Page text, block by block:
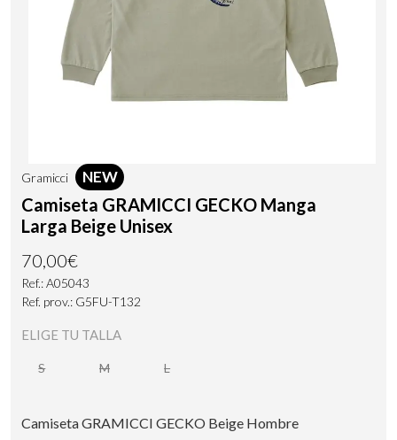
Gramicci NEW
Camiseta GRAMICCI GECKO Manga
Larga Beige Unisex
70,00€
Ref.: A05043
Ref. prov.: G5FU-T132
ELIGE TU TALLA
S M L
Camiseta GRAMICCI GECKO Beige Hombre